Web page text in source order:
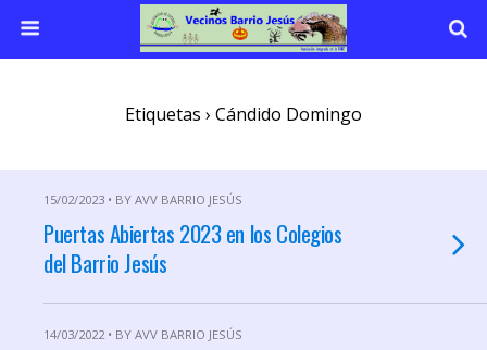
Etiquetas › Cándido Domingo
15/02/2023 • BY AVV BARRIO JESÚS
Puertas Abiertas 2023 en los Colegios
del Barrio Jesús
14/03/2022 • BY AVV BARRIO JESÚS